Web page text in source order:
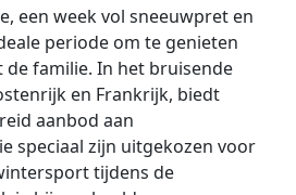
een week vol sneeuwpret en
periode om te genieten
familie. In het bruisende
en Frankrijk, biedt
aanbod aan
speciaal zijn uitgekozen voor
tijdens de